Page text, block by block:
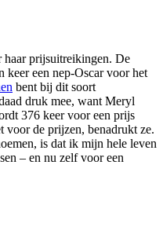
haar prijsuitreikingen. De
keer een nep-Oscar voor het
bent bij dit soort
druk mee, want Meryl
376 keer voor een prijs
voor de prijzen, benadrukt ze.
is dat ik mijn hele leven
– en nu zelf voor een